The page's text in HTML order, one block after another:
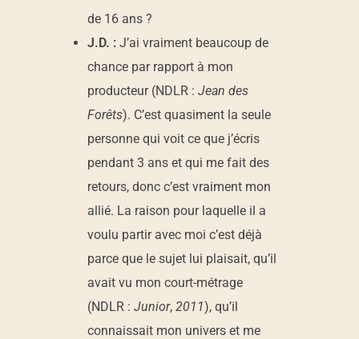
de 16 ans ?
J.D. :J’ai vraiment beaucoup de
chance par rapport à mon
producteur (NDLR :Jean des
Forêts). C’est quasiment la seule
personne qui voit ce que j’écris
pendant 3 ans et qui me fait des
retours, donc c’est vraiment mon
allié. La raison pour laquelle il a
voulu partir avec moi c’est déjà
parce que le sujet lui plaisait, qu’il
avait vu mon court-métrage
(NDLR :Junior,2011), qu’il
connaissait mon univers et me